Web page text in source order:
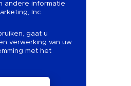
andere informatie
Inc.
gaat u
verwerking van uw
met het